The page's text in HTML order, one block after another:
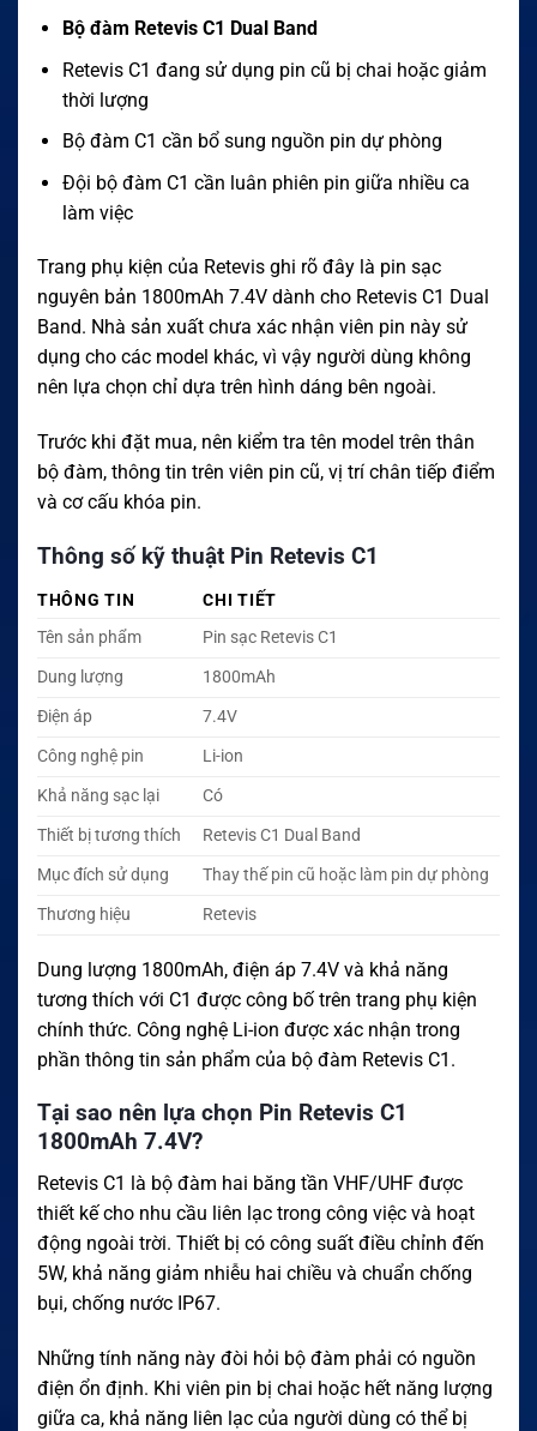
Bộ đàm Retevis C1 Dual Band
Retevis C1 đang sử dụng pin cũ bị chai hoặc giảm
thời lượng
Bộ đàm C1 cần bổ sung nguồn pin dự phòng
Đội bộ đàm C1 cần luân phiên pin giữa nhiều ca
làm việc
Trang phụ kiện của Retevis ghi rõ đây là pin sạc
nguyên bản 1800mAh 7.4V dành cho Retevis C1 Dual
Band. Nhà sản xuất chưa xác nhận viên pin này sử
dụng cho các model khác, vì vậy người dùng không
nên lựa chọn chỉ dựa trên hình dáng bên ngoài.
Trước khi đặt mua, nên kiểm tra tên model trên thân
bộ đàm, thông tin trên viên pin cũ, vị trí chân tiếp điểm
và cơ cấu khóa pin.
Thông số kỹ thuật Pin Retevis C1
THÔNG TIN
CHI TIẾT
Tên sản phẩm
Pin sạc Retevis C1
Dung lượng
1800mAh
Điện áp
7.4V
Công nghệ pin
Li-ion
Khả năng sạc lại
Có
Thiết bị tương thích
Retevis C1 Dual Band
Mục đích sử dụng
Thay thế pin cũ hoặc làm pin dự phòng
Thương hiệu
Retevis
Dung lượng 1800mAh, điện áp 7.4V và khả năng
tương thích với C1 được công bố trên trang phụ kiện
chính thức. Công nghệ Li-ion được xác nhận trong
phần thông tin sản phẩm của bộ đàm Retevis C1.
Tại sao nên lựa chọn Pin Retevis C1
1800mAh 7.4V?
Retevis C1 là bộ đàm hai băng tần VHF/UHF được
thiết kế cho nhu cầu liên lạc trong công việc và hoạt
động ngoài trời. Thiết bị có công suất điều chỉnh đến
5W, khả năng giảm nhiễu hai chiều và chuẩn chống
bụi, chống nước IP67.
Những tính năng này đòi hỏi bộ đàm phải có nguồn
điện ổn định. Khi viên pin bị chai hoặc hết năng lượng
giữa ca, khả năng liên lạc của người dùng có thể bị